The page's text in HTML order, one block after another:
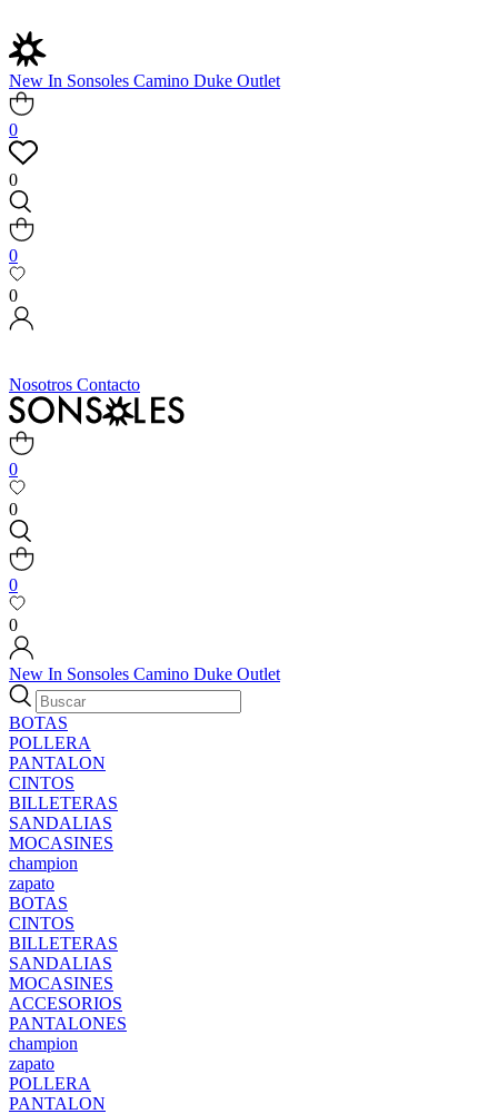
New In Sonsoles Camino Duke Outlet
0
0
0
0
Nosotros Contacto
0
0
0
0
New In Sonsoles Camino Duke Outlet
BOTAS
POLLERA
PANTALON
CINTOS
BILLETERAS
SANDALIAS
MOCASINES
champion
zapato
BOTAS
CINTOS
BILLETERAS
SANDALIAS
MOCASINES
ACCESORIOS
PANTALONES
champion
zapato
POLLERA
PANTALON